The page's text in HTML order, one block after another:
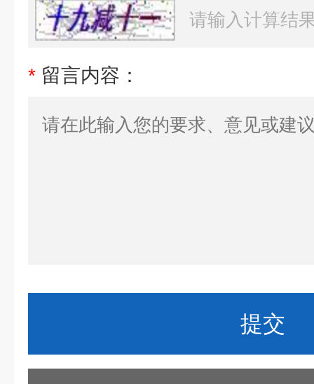
* 留言内容：